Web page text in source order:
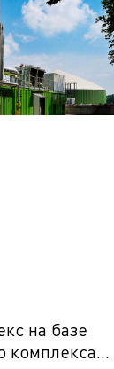
на базе
комплекса